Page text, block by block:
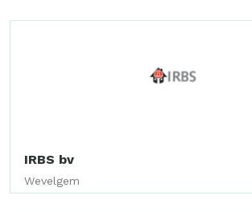
IRBS bv
Wevelgem